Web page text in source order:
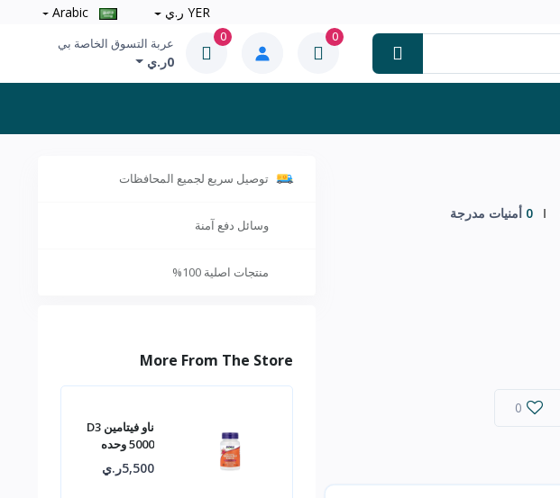
YER ر.ي
0
0 عربة التسوق الخاصة بي
0ر.ي
0 أمنيات مدرجة
0
توصيل سريع لجميع المحافظات
وسائل دفع آمنة
منتجات اصلية 100%
More From The Store
ناو فيتامين D3
5000 وحده
دولية
5,500ر.ي